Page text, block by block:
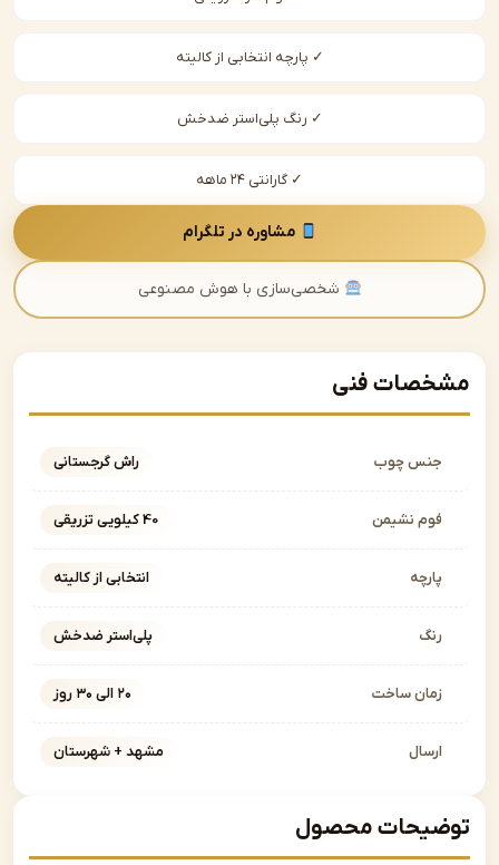
✓ پارچه انتخابی از کالیته
✓ رنگ پلی‌استر ضدخش
مشاوره در تلگرام
شخصی‌سازی با هوش مصنوعی
محصول
فنی
جنس چوب راش گرجستانی
فوم نشیمن
انتخابی از کالیته
پلی‌استر ضدخش
زمان ساخت
مشهد + شهرستان